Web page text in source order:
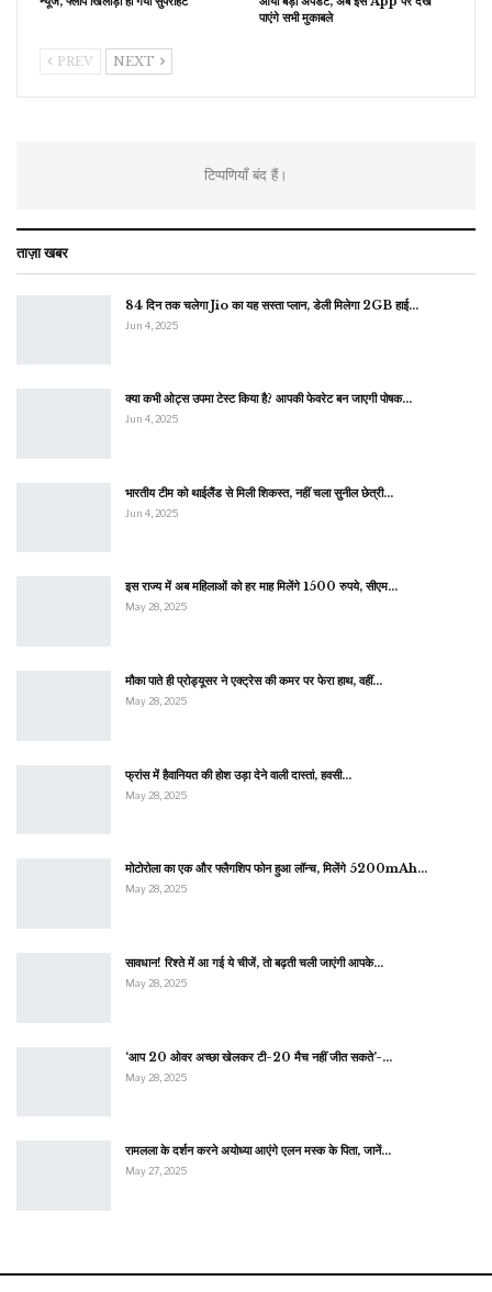
पाएंगे सभी मुकाबले
PREV NEXT
टिप्पणियाँ बंद हैं।
ताज़ा खबर
84 दिन तक चलेगा Jio का यह सस्ता प्लान, डेली मिलेगा 2GB हाई…
Jun 4, 2025
क्या कभी ओट्स उपमा टेस्ट किया है? आपकी फेवरेट बन जाएगी पोषक…
Jun 4, 2025
भारतीय टीम को थाईलैंड से मिली शिकस्त, नहीं चला सुनील छेत्री…
Jun 4, 2025
इस राज्य में अब महिलाओं को हर माह मिलेंगे 1500 रुपये, सीएम…
May 28, 2025
मौका पाते ही प्रोड्यूसर ने एक्ट्रेस की कमर पर फेरा हाथ, वहीं…
May 28, 2025
फ्रांस में हैवानियत की होश उड़ा देने वाली दास्तां, हवसी…
May 28, 2025
मोटोरोला का एक और फ्लैगशिप फोन हुआ लॉन्च, मिलेंगे 5200mAh…
May 28, 2025
सावधान! रिश्ते में आ गई ये चीजें, तो बढ़ती चली जाएंगी आपके…
May 28, 2025
‘आप 20 ओवर अच्छा खेलकर टी-20 मैच नहीं जीत सकते’-…
May 28, 2025
रामलला के दर्शन करने अयोध्या आएंगे एलन मस्क के पिता, जानें…
May 27, 2025